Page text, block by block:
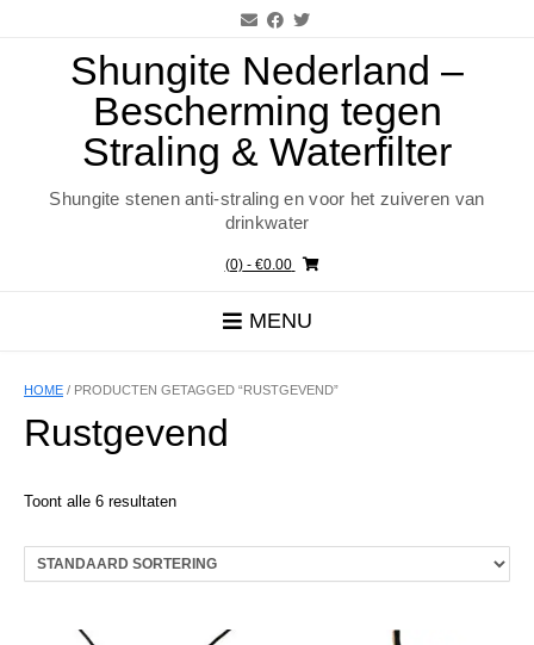
Shungite Nederland –
Bescherming tegen
Straling & Waterfilter
Shungite stenen anti-straling en voor het zuiveren van
drinkwater
(0)- €0.00
MENU
HOME / PRODUCTEN GETAGGED “RUSTGEVEND”
Rustgevend
Toont alle 6 resultaten